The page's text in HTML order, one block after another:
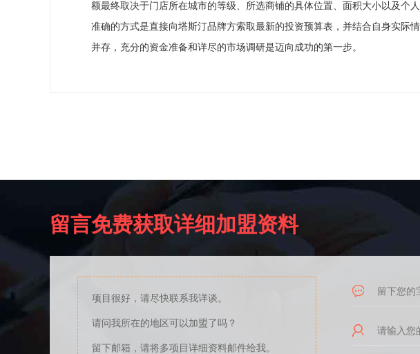
额最终取决于门店所在城市的等级、所选商铺的具体位置、面积大小以及个
准确的方式是直接向塔斯汀品牌方索取最新的投资预算表，并结合自身实际
并存，充分的资金准备和详尽的市场调研是迈向成功的第一步。
留言免费获取详细加盟资料
项目很好，请尽快联系我详谈。
请问我所在的地区可以加盟了吗？
留下邮箱，请将多项目详细资料邮件给我。